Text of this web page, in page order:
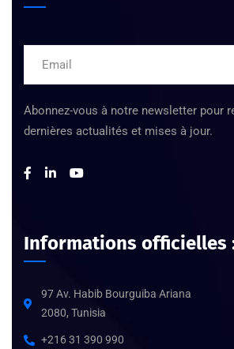
Abonnez-vous à notre newsletter pour
dernières actualités et mises à jour.
Informations officielles
97 Av. Habib Bourguiba Ariana
2080, Tunisia
+216 31 390 990